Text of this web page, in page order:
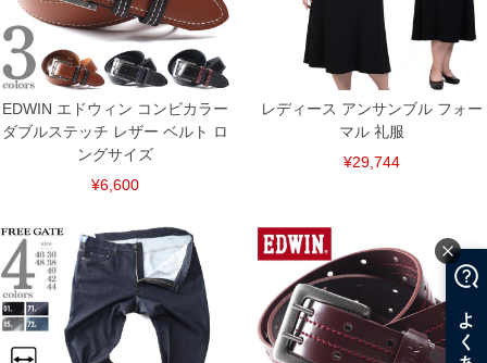
EDWIN エドウィン コンビカラー
ダブルステッチ レザー ベルト ロ
ングサイズ
¥6,600
レディース アンサンブル フォー
マル 礼服
¥29,744